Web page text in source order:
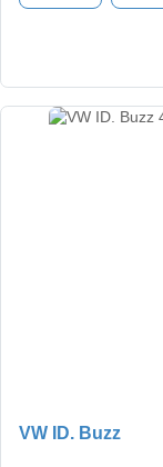
VW ID. Buzz